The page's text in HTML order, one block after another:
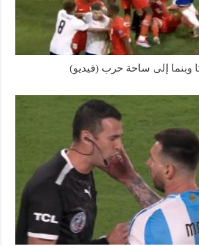
وبنما إلى ساحة حرب (فيديو)